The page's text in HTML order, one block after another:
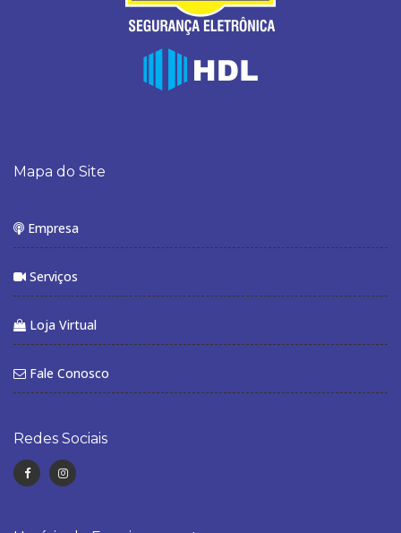
Mapa do Site
Empresa
Serviços
Loja Virtual
Fale Conosco
Redes Sociais